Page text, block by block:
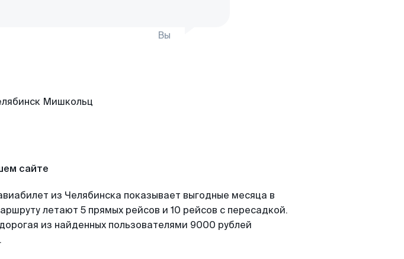
Вы
сайте
из Челябинска показывает выгодные месяца в
летают 5 прямых рейсов и 10 рейсов с пересадкой.
из найденных пользователями 9000 рублей